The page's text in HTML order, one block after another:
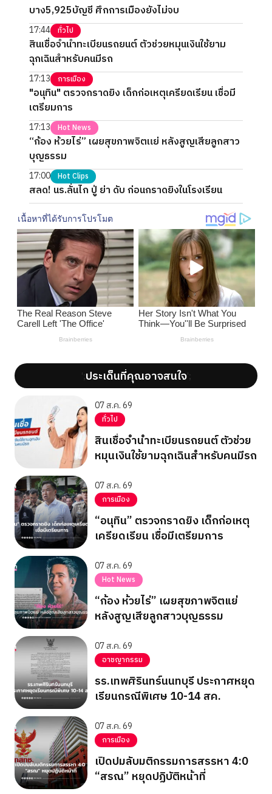
บาง5,925บัญชี ศึกการเมืองยังไม่จบ
17:44 ทั่วไป
สินเชื่อจำนำทะเบียนรถยนต์ ตัวช่วยหมุนเงินใช้ยาม
ฉุกเฉินสำหรับคนมีรถ
17:13 การเมือง
"อนุทิน" ตรวจกราดยิง เด็กก่อเหตุเครียดเรียน เชื่อมี
เตรียมการ
17:13 Hot News
“ก้อง ห้วยไร่” เผยสุขภาพจิตแย่ หลังสูญเสียลูกสาว
บุญธรรม
17:00 Hot Clips
สลด! นร.ลั่นไก ปู่ ย่า ดับ ก่อนกราดยิงในโรงเรียน
';ประเด็นที่คุณอาจสนใจ';
07 ส.ค. 69
ทั่วไป
สินเชื่อจำนำทะเบียนรถยนต์ ตัวช่วย
หมุนเงินใช้ยามฉุกเฉินสำหรับคนมีรถ
07 ส.ค. 69
การเมือง
“อนุทิน” ตรวจกราดยิง เด็กก่อเหตุ
เครียดเรียน เชื่อมีเตรียมการ
07 ส.ค. 69
Hot News
“ก้อง ห้วยไร่” เผยสุขภาพจิตแย่
หลังสูญเสียลูกสาวบุญธรรม
07 ส.ค. 69
อาชญากรรม
รร.เทพศิรินทร์นนทบุรี ประกาศหยุด
เรียนกรณีพิเศษ 10-14 สค.
07 ส.ค. 69
การเมือง
เปิดปมลับมติกรรมการสรรหา 4:0
“สรณ” หยุดปฏิบัติหน้าที่